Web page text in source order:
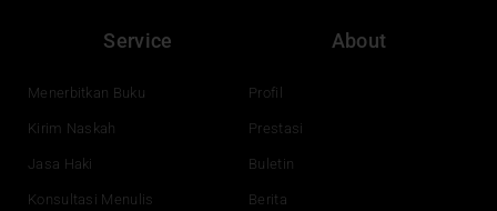
e
b
o
e
n
a
Service
Menerbitkan Buku
Kirim Naskah
Jasa Haki
Konsultasi Menulis
About
Profil
Prestasi
Buletin
Berita